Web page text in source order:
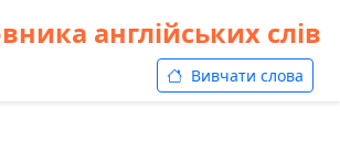
англійських слів
Вивчати слова